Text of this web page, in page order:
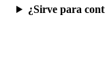
¿Sirve para